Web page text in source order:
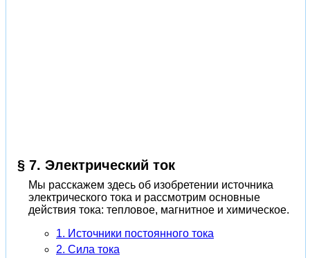
§ 7. Электрический ток
Мы расскажем здесь об изобретении источника
электрического тока и рассмотрим основные
действия тока: тепловое, магнитное и химическое.
1. Источники постоянного тока
2. Сила тока